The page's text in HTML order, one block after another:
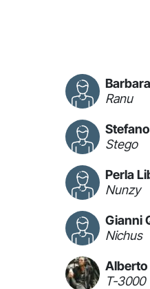
Ranu
Stego
Perla
Nunzy
Gianni
Nichus
Alberto
T-3000